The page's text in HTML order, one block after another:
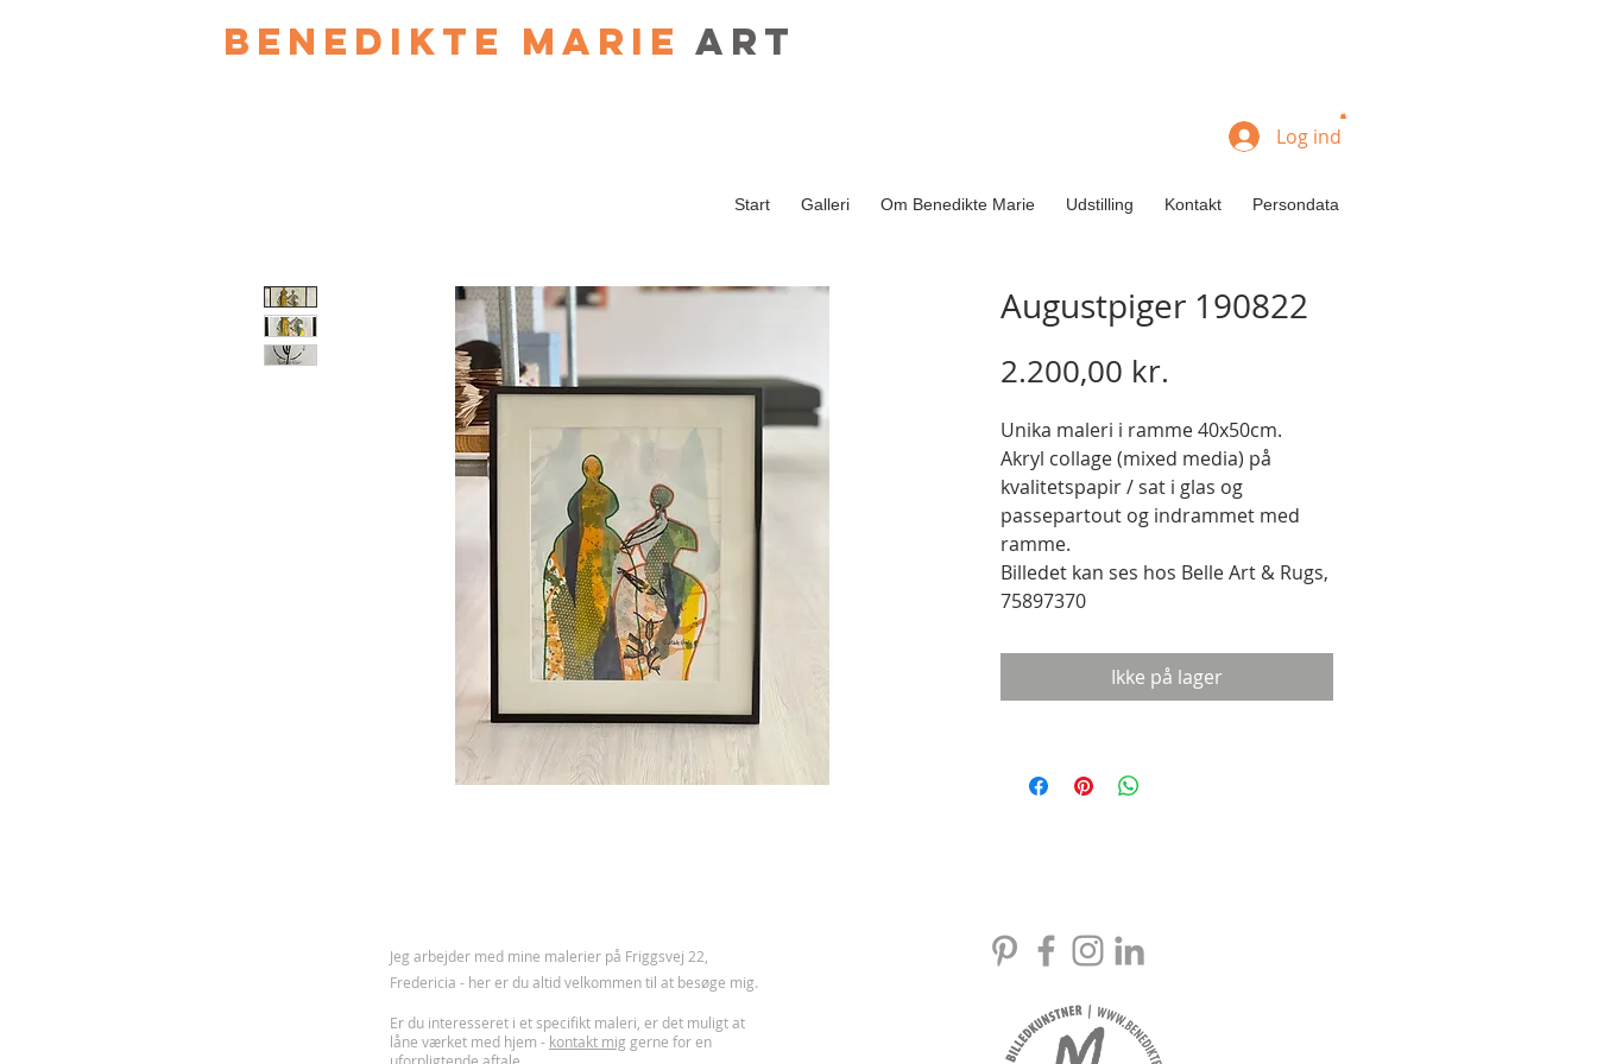
Benedikte Marie art
Start Galleri Om Benedikte Marie Udstilling Kontakt Persondata
Log ind
Augustpiger 190822
2.200,00 kr.
Unika maleri i ramme 40x50cm.
Akryl collage (mixed media) på
kvalitetspapir / sat i glas og
passepartout og indrammet med
ramme.
Billedet kan ses hos Belle Art & Rugs,
75897370
Ikke på lager
Jeg arbejder med mine malerier på Friggsvej 22,
Fredericia - her er du altid velkommen til at besøge mig.
Er du interesseret i et specifikt maleri, er det muligt at
låne værket med hjem - kontakt mig gerne for en